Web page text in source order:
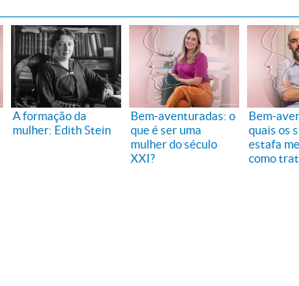
A formação da
mulher: Edith Stein
Bem-aventuradas: o
que é ser uma
mulher do século
XXI?
Bem-
quais os
estafa
como